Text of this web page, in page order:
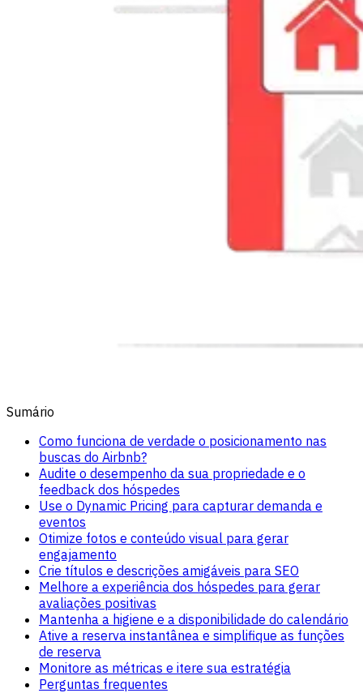
Sumário
Como funciona de verdade o posicionamento nas
buscas do Airbnb?
Audite o desempenho da sua propriedade e o
feedback dos hóspedes
Use o Dynamic Pricing para capturar demanda e
eventos
Otimize fotos e conteúdo visual para gerar
engajamento
Crie títulos e descrições amigáveis para SEO
Melhore a experiência dos hóspedes para gerar
avaliações positivas
Mantenha a higiene e a disponibilidade do calendário
Ative a reserva instantânea e simplifique as funções
de reserva
Monitore as métricas e itere sua estratégia
Perguntas frequentes